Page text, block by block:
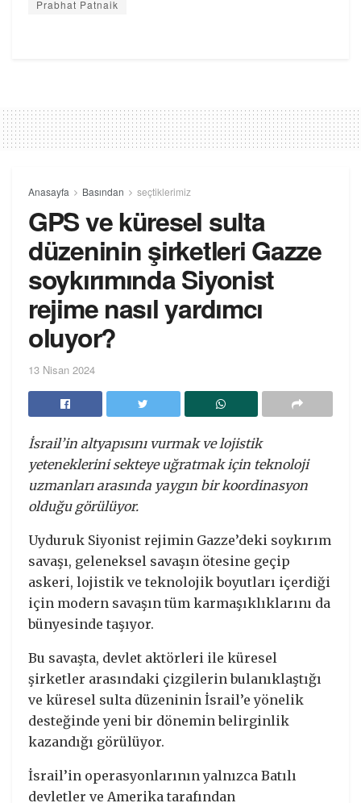
Prabhat Patnaik
Anasayfa Basından seçtiklerimiz
GPS ve küresel sulta
düzeninin şirketleri Gazze
soykırımında Siyonist
rejime nasıl yardımcı
oluyor?
13 Nisan 2024
İsrail’in altyapısını vurmak ve lojistik
yeteneklerini sekteye uğratmak için teknoloji
uzmanları arasında yaygın bir koordinasyon
olduğu görülüyor.
Uyduruk Siyonist rejimin Gazze’deki soykırım
savaşı, geleneksel savaşın ötesine geçip
askeri, lojistik ve teknolojik boyutları içerdiği
için modern savaşın tüm karmaşıklıklarını da
bünyesinde taşıyor.
Bu savaşta, devlet aktörleri ile küresel
şirketler arasındaki çizgilerin bulanıklaştığı
ve küresel sulta düzeninin İsrail’e yönelik
desteğinde yeni bir dönemin belirginlik
kazandığı görülüyor.
İsrail’in operasyonlarının yalnızca Batılı
devletler ve Amerika tarafından